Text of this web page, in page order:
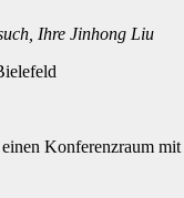
Ihre Jinhong Liu
Konferenzraum mit